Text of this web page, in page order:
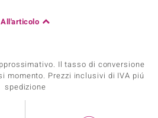
All'articolo
Il tasso di conversione
momento. Prezzi inclusivi di IVA piú
spedizione